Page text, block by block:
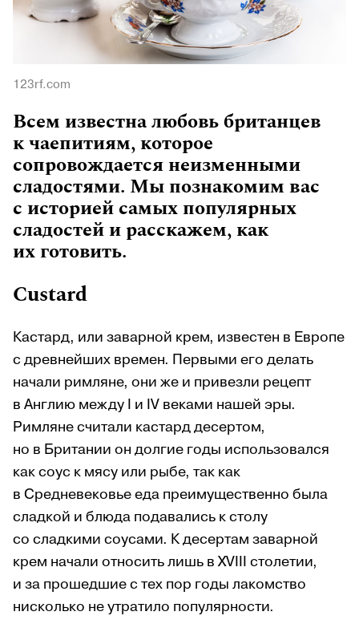
123rf.com
Всем известна любовь британцев
к чаепитиям, которое
сопровождается неизменными
сладостями. Мы познакомим вас
с историей самых популярных
сладостей и расскажем, как
их готовить.
Custard
Кастард, или заварной крем, известен в Европе
с древнейших времен. Первыми его делать
начали римляне, они же и привезли рецепт
в Англию между I и IV веками нашей эры.
Римляне считали кастард десертом,
но в Британии он долгие годы использовался
как соус к мясу или рыбе, так как
в Средневековье еда преимущественно была
сладкой и блюда подавались к столу
со сладкими соусами. К десертам заварной
крем начали относить лишь в XVIII столетии,
и за прошедшие с тех пор годы лакомство
нисколько не утратило популярности.